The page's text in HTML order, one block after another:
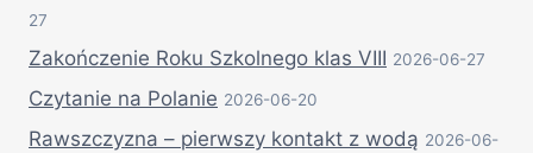
27
Zakończenie Roku Szkolnego klas VIII 2026-06-27
Czytanie na Polanie 2026-06-20
Rawszczyzna – pierwszy kontakt z wodą 2026-06-